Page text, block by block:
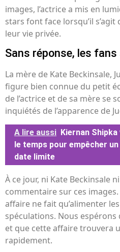
images, l’actrice a mis en
stars font face lorsqu’il
leur vie privée.
Sans réponse, les fans
La mère de Kate Beckinsale,
figure bien connue du petit
de l’actrice et de sa mère se
inquiétés de l’apparence de
A lire aussi Kiernan
le temps pour empêcher
date limite
À ce jour, ni Kate Beckinsale
commentaire sur ces
affaire ne fait qu’alimenter
spéculations. Nous espérons
et que cette affaire trouvera
rapidement.